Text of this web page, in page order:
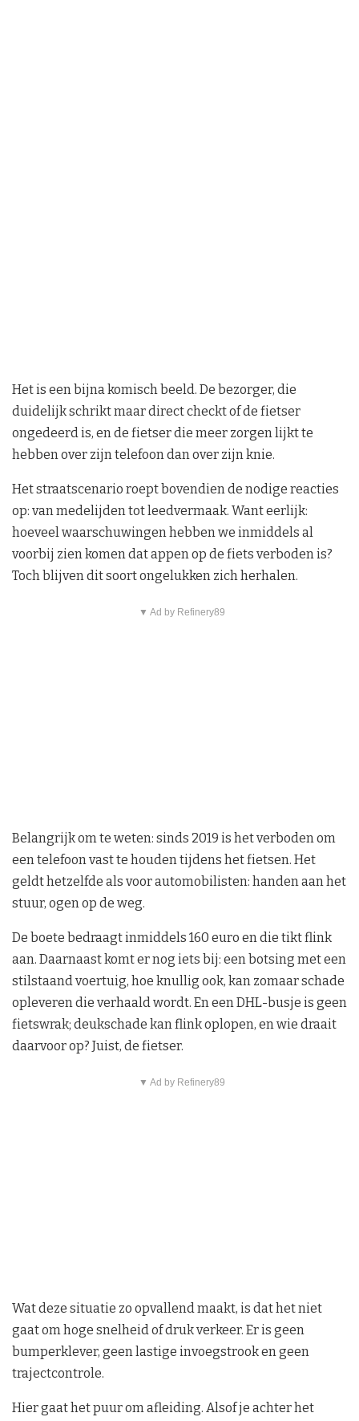
Het is een bijna komisch beeld. De bezorger, die
duidelijk schrikt maar direct checkt of de fietser
ongedeerd is, en de fietser die meer zorgen lijkt te
hebben over zijn telefoon dan over zijn knie.
Het straatscenario roept bovendien de nodige reacties
op: van medelijden tot leedvermaak. Want eerlijk:
hoeveel waarschuwingen hebben we inmiddels al
voorbij zien komen dat appen op de fiets verboden is?
Toch blijven dit soort ongelukken zich herhalen.
▼ Ad by Refinery89
Belangrijk om te weten: sinds 2019 is het verboden om
een telefoon vast te houden tijdens het fietsen. Het
geldt hetzelfde als voor automobilisten: handen aan het
stuur, ogen op de weg.
De boete bedraagt inmiddels 160 euro en die tikt flink
aan. Daarnaast komt er nog iets bij: een botsing met een
stilstaand voertuig, hoe knullig ook, kan zomaar schade
opleveren die verhaald wordt. En een DHL-busje is geen
fietswrak; deukschade kan flink oplopen, en wie draait
daarvoor op? Juist, de fietser.
▼ Ad by Refinery89
Wat deze situatie zo opvallend maakt, is dat het niet
gaat om hoge snelheid of druk verkeer. Er is geen
bumperklever, geen lastige invoegstrook en geen
trajectcontrole.
Hier gaat het puur om afleiding. Alsof je achter het